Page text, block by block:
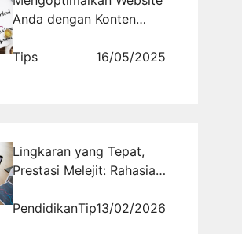
Anda dengan Konten
Tips
16/05/2025
Lingkaran yang Tepat,
Prestasi Melejit: Rahasia
Data!
PendidikanTips13/02/2026